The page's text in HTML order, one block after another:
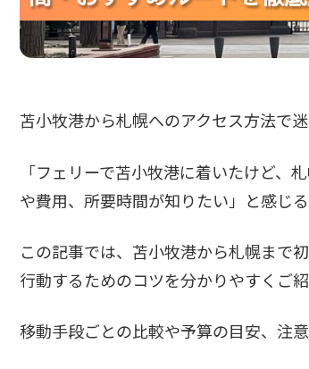
苫小牧港から札幌へのアクセス方法で迷
「フェリーで苫小牧港に着いたけど、
や費用、所要時間が知りたい」と感じる
この記事では、苫小牧港から札幌まで
行動するためのコツを分かりやすくご紹
移動手段ごとの比較や予算の目安、注